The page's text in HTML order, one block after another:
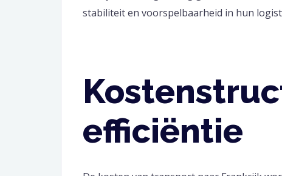
stabiliteit en voorspelbaarheid in hun
efficiëntie